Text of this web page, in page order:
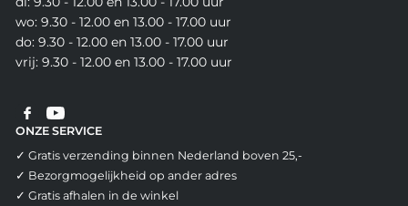
wo: 9.30 - 12.00 en 13.00 - 17.00 uur
do: 9.30 - 12.00 en 13.00 - 17.00 uur
vrij: 9.30 - 12.00 en 13.00 - 17.00 uur
ONZE SERVICE
✓ Gratis verzending binnen Nederland boven 25,-
✓ Bezorgmogelijkheid op ander adres
✓ Gratis afhalen in de winkel